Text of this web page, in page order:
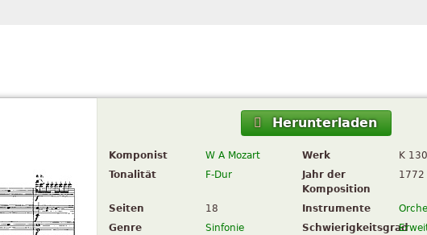
Herunterladen
Komponist W A Mozart Werk
K 130
Tonalität
F-Dur
Jahr der
Komposition
1772
Seiten 18 Instrumente
Genre
Sinfonie Schwierigkeitsgrad